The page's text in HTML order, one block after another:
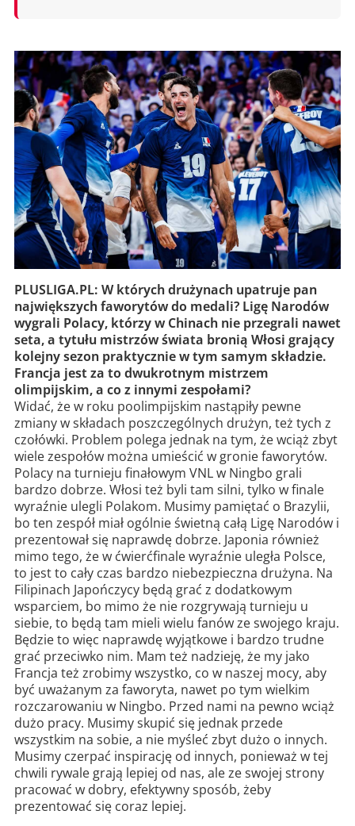
PLUSLIGA.PL: W których drużynach upatruje pan
największych faworytów do medali? Ligę Narodów
wygrali Polacy, którzy w Chinach nie przegrali nawet
seta, a tytułu mistrzów świata bronią Włosi grający
kolejny sezon praktycznie w tym samym składzie.
Francja jest za to dwukrotnym mistrzem
olimpijskim, a co z innymi zespołami?
Widać, że w roku poolimpijskim nastąpiły pewne
zmiany w składach poszczególnych drużyn, też tych z
czołówki. Problem polega jednak na tym, że wciąż zbyt
wiele zespołów można umieścić w gronie faworytów.
Polacy na turnieju finałowym VNL w Ningbo grali
bardzo dobrze. Włosi też byli tam silni, tylko w finale
wyraźnie ulegli Polakom. Musimy pamiętać o Brazylii,
bo ten zespół miał ogólnie świetną całą Ligę Narodów i
prezentował się naprawdę dobrze. Japonia również
mimo tego, że w ćwierćfinale wyraźnie uległa Polsce,
to jest to cały czas bardzo niebezpieczna drużyna. Na
Filipinach Japończycy będą grać z dodatkowym
wsparciem, bo mimo że nie rozgrywają turnieju u
siebie, to będą tam mieli wielu fanów ze swojego kraju.
Będzie to więc naprawdę wyjątkowe i bardzo trudne
grać przeciwko nim. Mam też nadzieję, że my jako
Francja też zrobimy wszystko, co w naszej mocy, aby
być uważanym za faworyta, nawet po tym wielkim
rozczarowaniu w Ningbo. Przed nami na pewno wciąż
dużo pracy. Musimy skupić się jednak przede
wszystkim na sobie, a nie myśleć zbyt dużo o innych.
Musimy czerpać inspirację od innych, ponieważ w tej
chwili rywale grają lepiej od nas, ale ze swojej strony
pracować w dobry, efektywny sposób, żeby
prezentować się coraz lepiej.